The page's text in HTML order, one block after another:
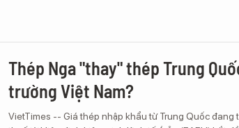
Thép Nga "thay" thép Trung
trường Việt Nam?
VietTimes -- Giá thép nhập khẩu từ Trung Quốc đang